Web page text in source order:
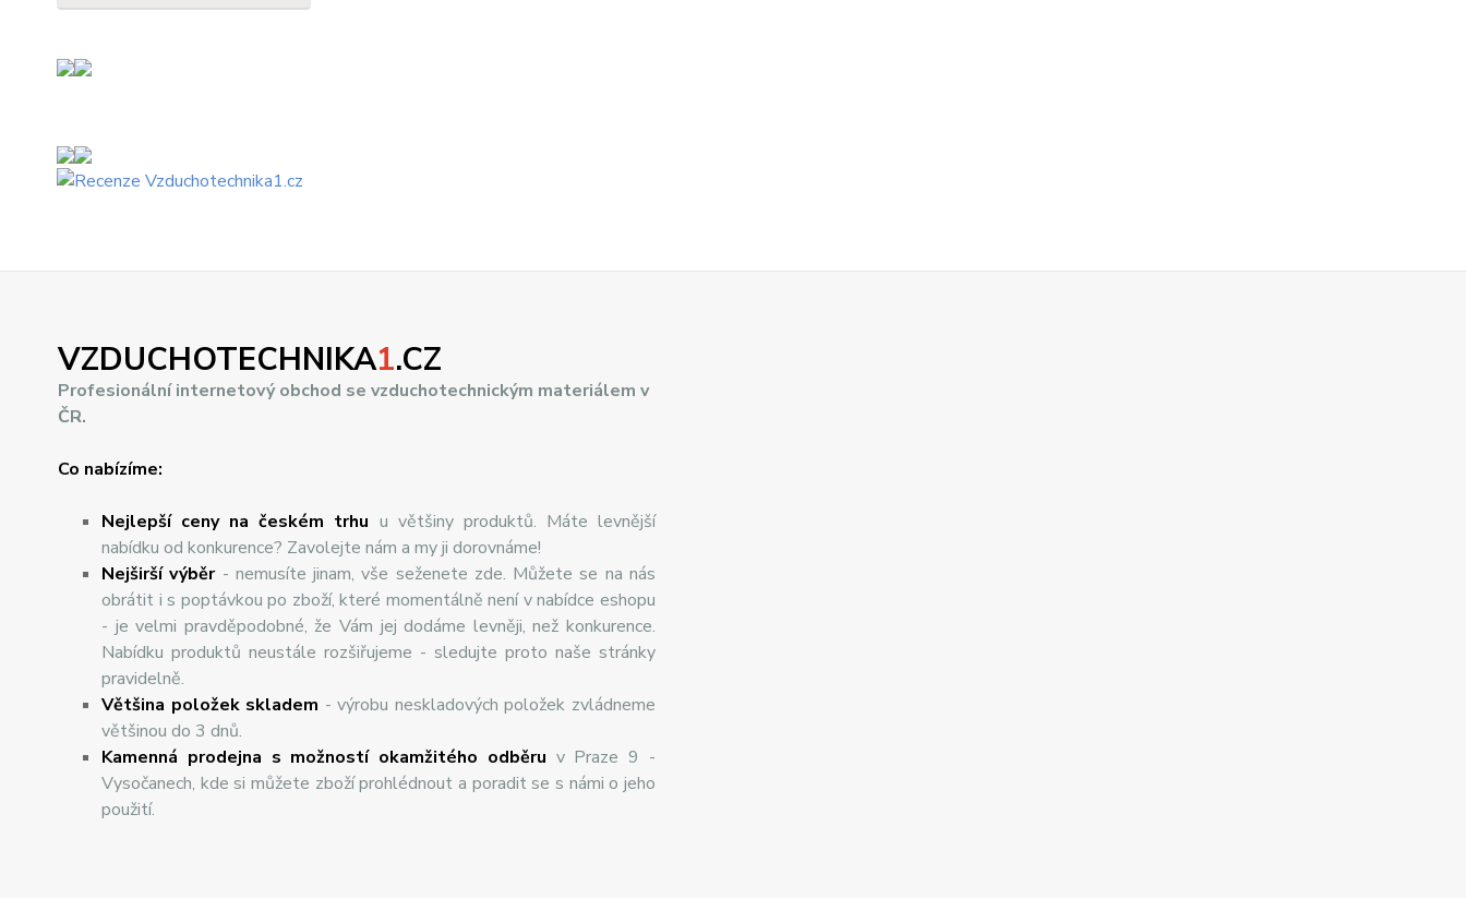
VZDUCHOTECHNIKA1.CZ
Profesionální internetový obchod se vzduchotechnickým materiálem v
ČR.
Co nabízíme:
Nejlepší ceny na českém trhu u většiny produktů. Máte levnější
nabídku od konkurence? Zavolejte nám a my ji dorovnáme!
Nejširšívýběr- nemusíte jinam, vše seženete zde. Můžete se na nás
obrátit i s poptávkou po zboží, které momentálně není v nabídce eshopu
- je velmi pravděpodobné, že Vám jej dodáme levněji, než konkurence.
Nabídku produktů neustále rozšiřujeme - sledujte proto naše stránky
pravidelně.
Většina položek skladem - výrobu neskladových položek zvládneme
většinou do 3 dnů.
Kamenná prodejna s možností okamžitého odběru v Praze 9 -
Vysočanech, kde si můžete zboží prohlédnout a poradit se s námi o jeho
použití.